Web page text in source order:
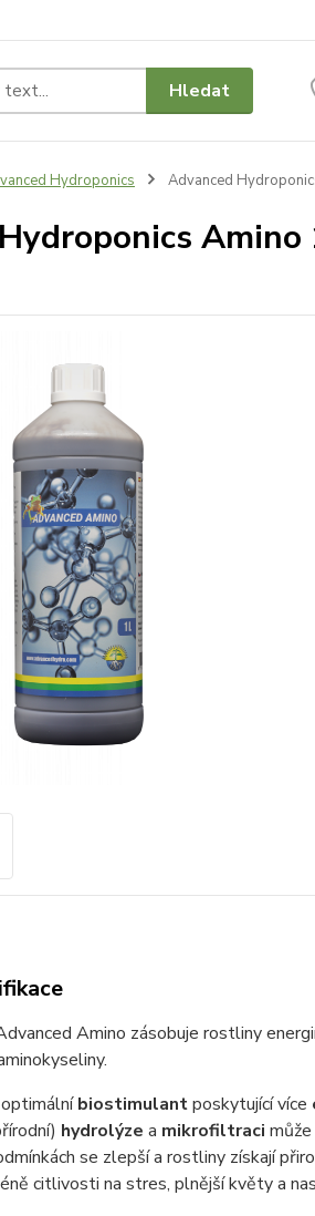
Hledat
Hydroponics Advanced
Amino
Amino zásobuje rostliny
biostimulantposkytující více
hydrolýze a mikrofiltraci
se zlepší a rostliny získají
citlivosti na stres, plnější květy a